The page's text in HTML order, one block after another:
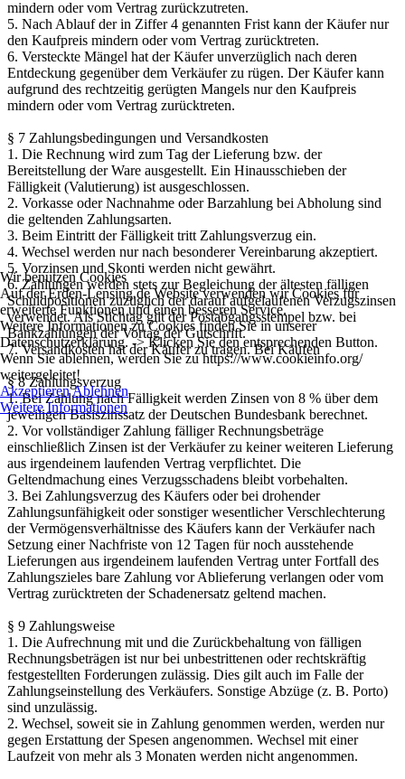
mindern oder vom Vertrag zurückzutreten.
5. Nach Ablauf der in Ziffer 4 genannten Frist kann der Käufer nur
den Kaufpreis mindern oder vom Vertrag zurücktreten.
6. Versteckte Mängel hat der Käufer unverzüglich nach deren
Entdeckung gegenüber dem Verkäufer zu rügen. Der Käufer kann
aufgrund des rechtzeitig gerügten Mangels nur den Kaufpreis
mindern oder vom Vertrag zurücktreten.
§ 7 Zahlungsbedingungen und Versandkosten
1. Die Rechnung wird zum Tag der Lieferung bzw. der
Bereitstellung der Ware ausgestellt. Ein Hinausschieben der
Fälligkeit (Valutierung) ist ausgeschlossen.
2. Vorkasse oder Nachnahme oder Barzahlung bei Abholung sind
die geltenden Zahlungsarten.
3. Beim Eintritt der Fälligkeit tritt Zahlungsverzug ein.
4. Wechsel werden nur nach besonderer Vereinbarung akzeptiert.
5. Vorzinsen und Skonti werden nicht gewährt.
6. Zahlungen werden stets zur Begleichung der ältesten fälligen
Schuldpositionen zuzüglich der darauf aufgelaufenen Verzugszinsen
verwendet. Als Stichtag gilt der Postabgangsstempel bzw. bei
Bankzahlungen der Vortag der Gutschrift.
7. Versandkosten hat der Käufer zu tragen. Bei Käufen
§ 8 Zahlungsverzug
1. Bei Zahlung nach Fälligkeit werden Zinsen von 8 % über dem
jeweiligen Basiszinssatz der Deutschen Bundesbank berechnet.
2. Vor vollständiger Zahlung fälliger Rechnungsbeträge
einschließlich Zinsen ist der Verkäufer zu keiner weiteren Lieferung
aus irgendeinem laufenden Vertrag verpflichtet. Die
Geltendmachung eines Verzugsschadens bleibt vorbehalten.
3. Bei Zahlungsverzug des Käufers oder bei drohender
Zahlungsunfähigkeit oder sonstiger wesentlicher Verschlechterung
der Vermögensverhältnisse des Käufers kann der Verkäufer nach
Setzung einer Nachfriste von 12 Tagen für noch ausstehende
Lieferungen aus irgendeinem laufenden Vertrag unter Fortfall des
Zahlungszieles bare Zahlung vor Ablieferung verlangen oder vom
Vertrag zurücktreten der Schadenersatz geltend machen.
§ 9 Zahlungsweise
1. Die Aufrechnung mit und die Zurückbehaltung von fälligen
Rechnungsbeträgen ist nur bei unbestrittenen oder rechtskräftig
festgestellten Forderungen zulässig. Dies gilt auch im Falle der
Zahlungseinstellung des Verkäufers. Sonstige Abzüge (z. B. Porto)
sind unzulässig.
2. Wechsel, soweit sie in Zahlung genommen werden, werden nur
gegen Erstattung der Spesen angenommen. Wechsel mit einer
Laufzeit von mehr als 3 Monaten werden nicht angenommen.
Wir benutzen Cookies
Auf der Erden-Lensing.de Website verwenden wir Cookies für
erweiterte Funktionen und einen besseren Service.
Weitere Informationen zu Cookies finden Sie in unserer
Datenschutzerklärung. -> Klicken Sie den entsprechenden Button.
Wenn Sie ablehnen, werden Sie zu https://www.cookieinfo.org/
weitergeleitet!
AkzeptierenAblehnen
Weitere Informationen